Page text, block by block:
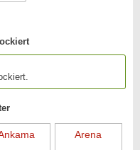
Arena